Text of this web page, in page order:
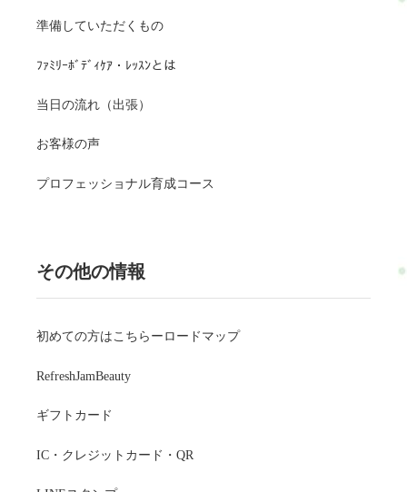
準備していただくもの
ﾌｧﾐﾘｰﾎﾞﾃﾞｨｹｱ・ﾚｯｽﾝとは
当日の流れ（出張）
お客様の声
プロフェッショナル育成コース
その他の情報
初めての方はこちらーロードマップ
RefreshJamBeauty
ギフトカード
IC・クレジットカード・QR